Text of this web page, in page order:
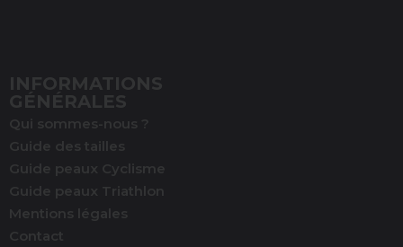
INFORMATIONS
GÉNÉRALES
Qui sommes-nous ?
Guide des tailles
Guide peaux Cyclisme
Guide peaux Triathlon
Mentions légales
Contact